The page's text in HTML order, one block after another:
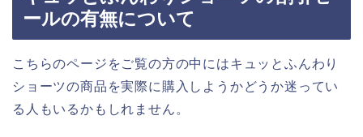
ールの有無について
こちらのページをご覧の方の中にはキュッとふんわり
ショーツの商品を実際に購入しようかどうか迷ってい
る人もいるかもしれません。